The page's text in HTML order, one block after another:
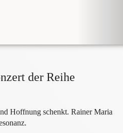
der Reihe
Hoffnung schenkt. Rainer Maria